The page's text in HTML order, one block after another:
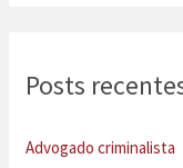
iPosts
Advogado criminalista